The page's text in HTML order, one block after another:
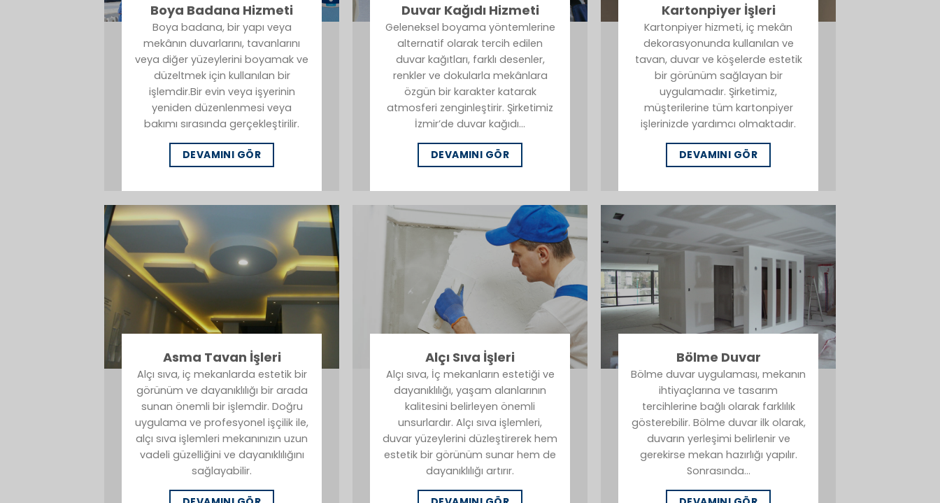
Boya Badana Hizmeti
Boya badana, bir yapı veya
mekânın duvarlarını, tavanlarını
veya diğer yüzeylerini boyamak ve
düzeltmek için kullanılan bir
işlemdir.Bir evin veya işyerinin
yeniden düzenlenmesi veya
bakımı sırasında gerçekleştirilir.
DEVAMINI GÖR
Duvar Kağıdı Hizmeti
Geleneksel boyama yöntemlerine
alternatif olarak tercih edilen
duvar kağıtları, farklı desenler,
renkler ve dokularla mekânlara
özgün bir karakter katarak
atmosferi zenginleştirir. Şirketimiz
İzmir’de duvar kağıdı…
DEVAMINI GÖR
Kartonpiyer İşleri
Kartonpiyer hizmeti, iç mekân
dekorasyonunda kullanılan ve
tavan, duvar ve köşelerde estetik
bir görünüm sağlayan bir
uygulamadır. Şirketimiz,
müşterilerine tüm kartonpiyer
işlerinizde yardımcı olmaktadır.
DEVAMINI GÖR
Asma Tavan İşleri
Alçı sıva, iç mekanlarda estetik bir
görünüm ve dayanıklılığı bir arada
sunan önemli bir işlemdir. Doğru
uygulama ve profesyonel işçilik ile,
alçı sıva işlemleri mekanınızın uzun
vadeli güzelliğini ve dayanıklılığını
sağlayabilir.
Alçı Sıva İşleri
Alçı sıva, İç mekanların estetiği ve
dayanıklılığı, yaşam alanlarının
kalitesini belirleyen önemli
unsurlardır. Alçı sıva işlemleri,
duvar yüzeylerini düzleştirerek hem
estetik bir görünüm sunar hem de
dayanıklılığı artırır.
Bölme Duvar
Bölme duvar uygulaması, mekanın
ihtiyaçlarına ve tasarım
tercihlerine bağlı olarak farklılık
gösterebilir. Bölme duvar ilk olarak,
duvarın yerleşimi belirlenir ve
gerekirse mekan hazırlığı yapılır.
Sonrasında…